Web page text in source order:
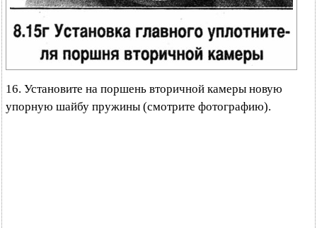
16. Установите на поршень вторичной камеры новую
упорную шайбу пружины (смотрите фотографию).